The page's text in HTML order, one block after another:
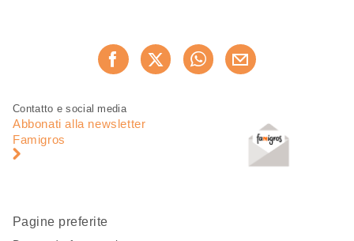
Consiglia ora
Piè
pagina
Navigazione
pagina
Contatto e social media
Abbonati alla newsletter
Famigros
Pagine preferite